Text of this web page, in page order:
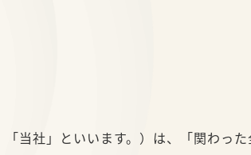
当社」といいます。）は、「関わっ